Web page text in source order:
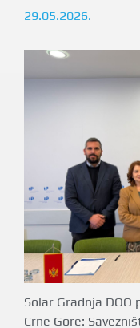
29.05.2026.
Solar Gradnja DOO
Crne Gore: